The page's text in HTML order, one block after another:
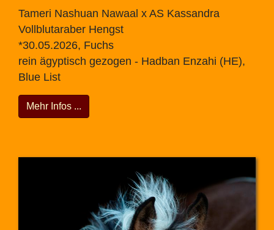
Tameri Nashuan Nawaal x AS Kassandra
Vollblutaraber Hengst
*30.05.2026, Fuchs
rein ägyptisch gezogen - Hadban Enzahi (HE),
Blue List
Mehr Infos ...